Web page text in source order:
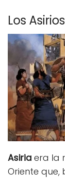
Los Asirios
Asiria era la
Oriente que,